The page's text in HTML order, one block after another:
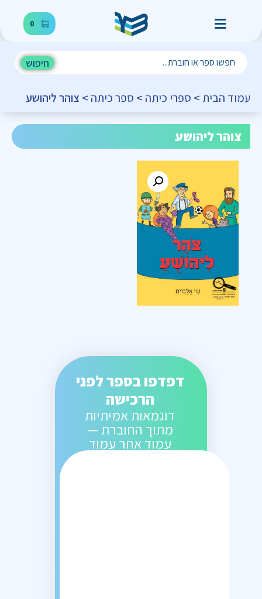
0
חיפוש
עמוד הבית > ספרי כיתה > ספר כיתה > צוהר ליהושע
צוהר ליהושע
דפדפו בספר לפני
הרכישה
דוגמאות אמיתיות
מתוך החוברת —
עמוד אחר עמוד